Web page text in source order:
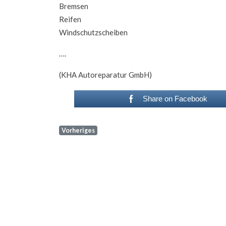
Bremsen
Reifen
Windschutzscheiben
(KHA Autoreparatur GmbH)
Share on Facebook
Vorheriges